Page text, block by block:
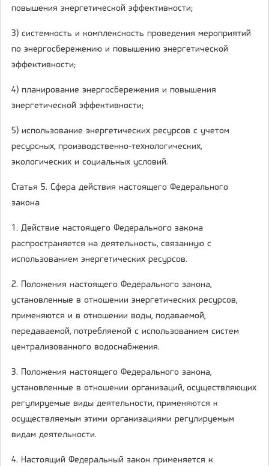
повышения энергетической эффективности;
3) системность и комплексность проведения мероприятий
по энергосбережению и повышению энергетической
эффективности;
4) планирование энергосбережения и повышения
энергетической эффективности;
5) использование энергетических ресурсов с учетом
ресурсных, производственно-технологических,
экологических и социальных условий.
Статья 5. Сфера действия настоящего Федерального
закона
1. Действие настоящего Федерального закона
распространяется на деятельность, связанную с
использованием энергетических ресурсов.
2. Положения настоящего Федерального закона,
установленные в отношении энергетических ресурсов,
применяются и в отношении воды, подаваемой,
передаваемой, потребляемой с использованием систем
централизованного водоснабжения.
3. Положения настоящего Федерального закона,
установленные в отношении организаций, осуществляющих
регулируемые виды деятельности, применяются к
осуществляемым этими организациями регулируемым
видам деятельности.
4. Настоящий Федеральный закон применяется к